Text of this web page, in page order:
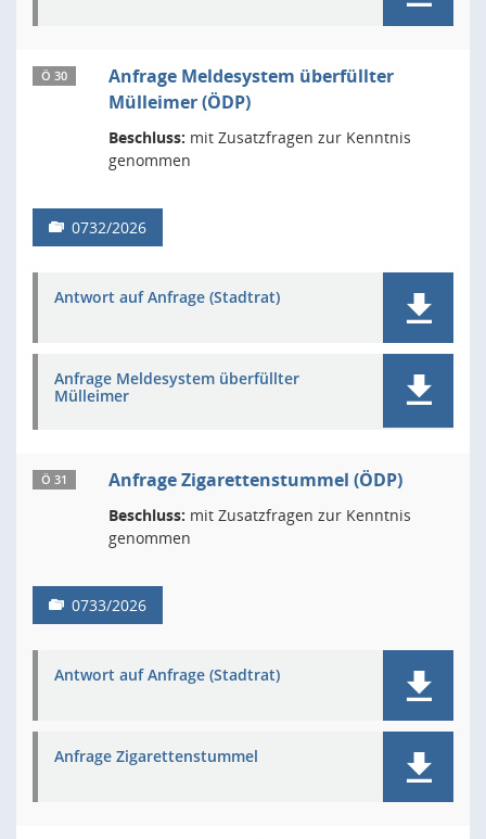
Ö 30
Anfrage Meldesystem überfüllter
Mülleimer (ÖDP)
Beschluss: mit Zusatzfragen zur Kenntnis
genommen
0732/2026
Antwort auf Anfrage (Stadtrat)
Anfrage Meldesystem überfüllter
Mülleimer
Ö 31 Anfrage Zigarettenstummel (ÖDP)
Beschluss: mit Zusatzfragen zur Kenntnis
genommen
0733/2026
Antwort auf Anfrage (Stadtrat)
Anfrage Zigarettenstummel